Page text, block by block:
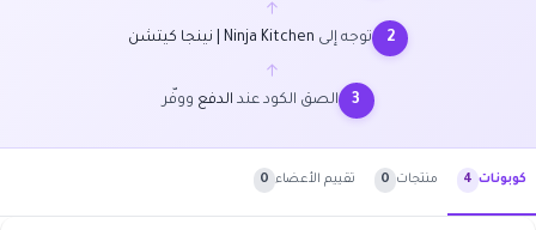
←
2 توجه إلى Ninja Kitchen | نينجا كيتشن
←
3 الصق الكود عند الدفع ووفّر
كوبونات 4 منتجات 0 تقييم الأعضاء 0